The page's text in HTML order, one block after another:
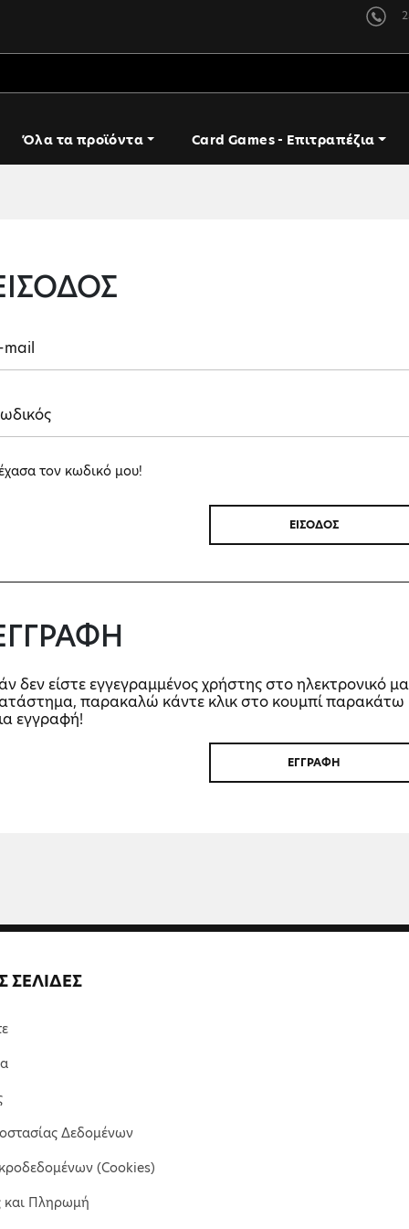
Όλα τα προϊόντα Card Games - Επιτραπέζια
τον κωδικό μου!
ΕΙΣΟΔΟΣ
δεν είστε εγγεγραμμένος χρήστης στο ηλεκτρονικό
παρακαλώ κάντε κλικ στο κουμπί παρακάτω
εγγραφή!
ΕΓΓΡΑΦΗ
ΣΕΛΙΔΕΣ
Δεδομένων
(Cookies)
και Πληρωμή